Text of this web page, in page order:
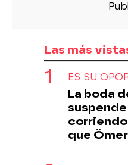
Las más
ES SU
La boda
suspende
que